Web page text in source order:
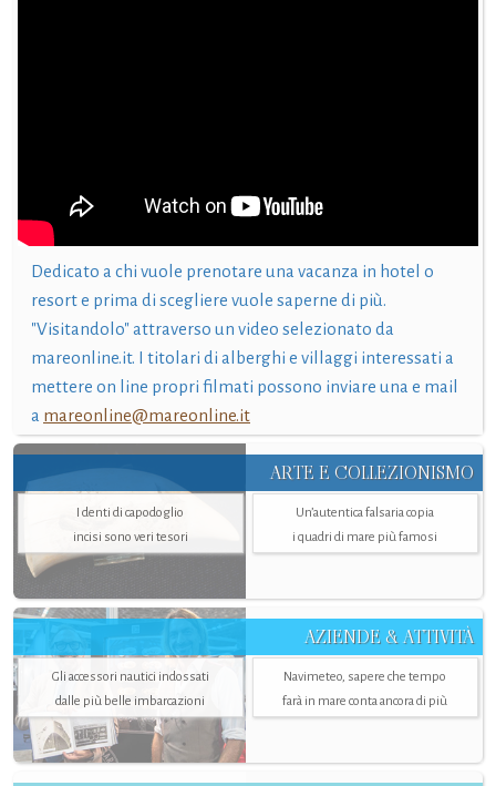
Dedicato a chi vuole prenotare una vacanza in hotel o
resort e prima di scegliere vuole saperne di più.
"Visitandolo" attraverso un video selezionato da
mareonline.it. I titolari di alberghi e villaggi interessati a
mettere on line propri filmati possono inviare una e mail
a mareonline@mareonline.it
ARTE E COLLEZIONISMO
I denti di capodoglio
incisi sono veri tesori
Un’autentica falsaria copia
i quadri di mare più famosi
AZIENDE & ATTIVITÀ
Gli accessori nautici indossati
dalle più belle imbarcazioni
Navimeteo, sapere che tempo
farà in mare conta ancora di più